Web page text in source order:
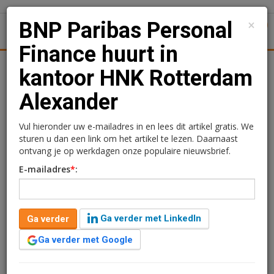
BNP Paribas Personal
Finance huurt in kantoor
HNK Rotterdam
Alexander
Redactie
29 april 2025 om 09:14
één jaar geleden aangepast
1 minuut leestijd
BNP Paribas Personal Finance heeft een langjarige
×
BNP Paribas Personal
Finance huurt in
kantoor HNK Rotterdam
Alexander
Vul hieronder uw e-mailadres in en lees dit artikel gratis. We
sturen u dan een link om het artikel te lezen. Daarnaast
ontvang je op werkdagen onze populaire nieuwsbrief.
E-mailadres*:
Ga verder
Ga verder met LinkedIn
Ga verder met Google